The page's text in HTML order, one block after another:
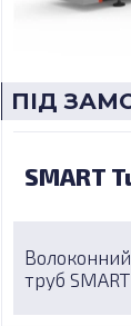
ПІД
SMART
труб